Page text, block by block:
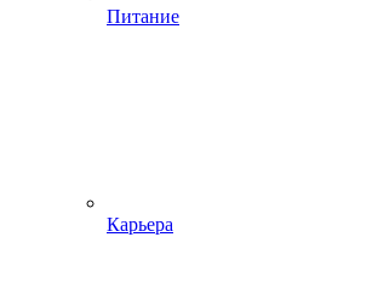
Питание
Карьера